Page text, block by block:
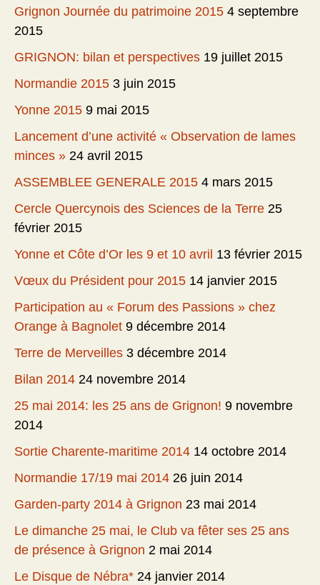
Grignon Journée du patrimoine 2015 4 septembre
2015
GRIGNON: bilan et perspectives 19 juillet 2015
Normandie 2015 3 juin 2015
Yonne 2015 9 mai 2015
Lancement d’une activité « Observation de lames
minces » 24 avril 2015
ASSEMBLEE GENERALE 2015 4 mars 2015
Cercle Quercynois des Sciences de la Terre 25
février 2015
Yonne et Côte d’Or les 9 et 10 avril 13 février 2015
Vœux du Président pour 2015 14 janvier 2015
Participation au « Forum des Passions » chez
Orange à Bagnolet 9 décembre 2014
Terre de Merveilles 3 décembre 2014
Bilan 2014 24 novembre 2014
25 mai 2014: les 25 ans de Grignon! 9 novembre
2014
Sortie Charente-maritime 2014 14 octobre 2014
Normandie 17/19 mai 2014 26 juin 2014
Garden-party 2014 à Grignon 23 mai 2014
Le dimanche 25 mai, le Club va fêter ses 25 ans
de présence à Grignon 2 mai 2014
Le Disque de Nébra* 24 janvier 2014